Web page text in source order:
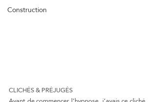
Construction
CLICHÉS & PRÉJUGÉS